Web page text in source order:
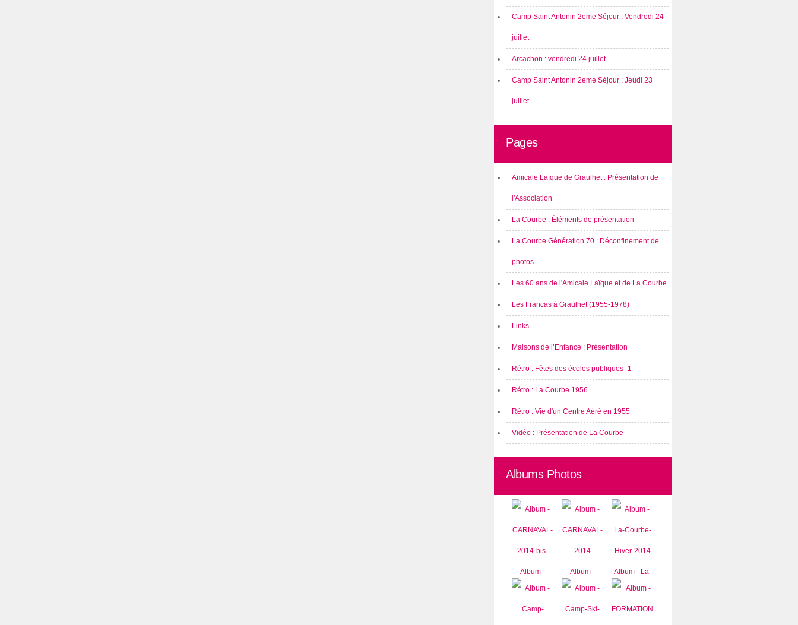
Camp Saint Antonin 2eme Séjour : Vendredi 24
juillet
Arcachon : vendredi 24 juillet
Camp Saint Antonin 2eme Séjour : Jeudi 23
juillet
Pages
Amicale Laïque de Graulhet : Présentation de
l'Association
La Courbe : Éléments de présentation
La Courbe Génération 70 : Déconfinement de
photos
Les 60 ans de l'Amicale Laïque et de La Courbe
Les Francas à Graulhet (1955-1978)
Links
Maisons de l’Enfance : Présentation
Rétro : Fêtes des écoles publiques -1-
Rétro : La Courbe 1956
Rétro : Vie d'un Centre Aéré en 1955
Vidéo : Présentation de La Courbe
Albums Photos
Album -
CARNAVAL-
2014-bis-
Album -
CARNAVAL-
2014
Album - La-
Courbe-
Hiver-2014